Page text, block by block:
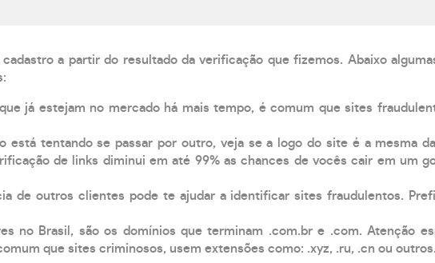
a partir do resultado da verificação que fizemos. Abaixo
já estejam no mercado há mais tempo, é comum que sites
está tentando se passar por outro, veja se a logo do site é a mesma
de links diminui em até 99% as chances de vocês cair em um
de outros clientes pode te ajudar a identificar sites fraudulentos.
no Brasil, são os domínios que terminam .com.br e .com. Atenção
que sites criminosos, usem extensões como: .xyz, .ru, .cn ou outros.